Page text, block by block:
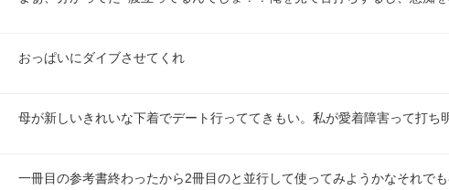
おっぱいにダイブさせてくれ
母が新しいきれいな下着でデート行っててきもい。私が愛着障害って打ち
一冊目の参考書終わったから2冊目のと並行して使ってみようかなそれで